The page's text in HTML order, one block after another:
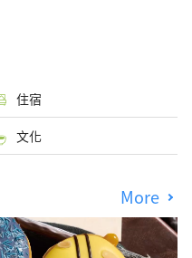
住宿
文化
More